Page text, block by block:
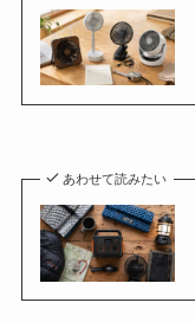
あわせて読みたい